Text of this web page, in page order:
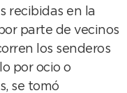
recibidas en la
parte de vecinos
los senderos
por ocio o
se tomó